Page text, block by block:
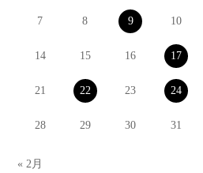
7 8 9 10
14 15 16 17
21 22 23 24
28 29 30 31
« 2月